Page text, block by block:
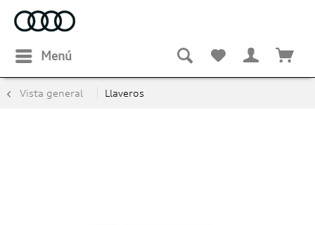
Menú
Vista general Llaveros